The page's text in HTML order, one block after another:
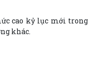
cao kỷ lục mới trong
khác.